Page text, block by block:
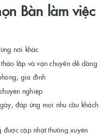
Bàn làm việc
nơi khác
lắp và vận chuyển dễ dàng
gia đình
nghiệp
đáp ứng mọi nhu cầu khách
cập nhật thường xuyên